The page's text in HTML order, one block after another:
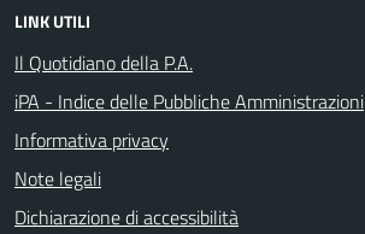
LINK UTILI
Il Quotidiano della P.A.
iPA - Indice delle Pubbliche Amministrazioni
Informativa privacy
Note legali
Dichiarazione di accessibilità